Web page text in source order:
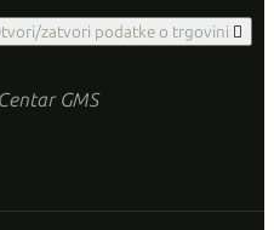
zatvori podatke o trgovini 
GMS